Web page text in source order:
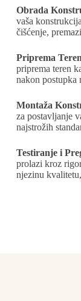
Obrada
vaša
čišćenje,
Priprema
priprema teren
nakon postupka
Montaža
za postavljanje
najstrožih
Testiranje i
prolazi kroz
njezinu